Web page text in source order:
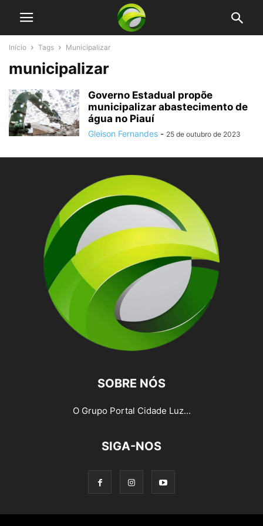
Início Tags Municipalizar
municipalizar
Governo Estadual propõe
municipalizar abastecimento de
água no Piauí
Gleison Fernandes - 25 de outubro de 2023
SOBRE NÓS
O Grupo Portal Cidade Luz...
SIGA-NOS